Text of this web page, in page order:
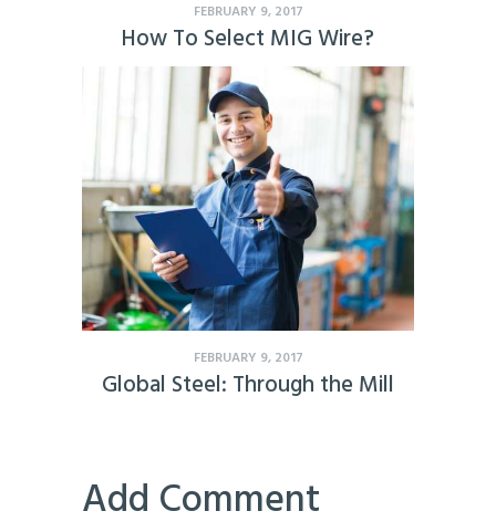
FEBRUARY 9, 2017
How To Select MIG Wire?
FEBRUARY 9, 2017
Global Steel: Through the Mill
Add Comment